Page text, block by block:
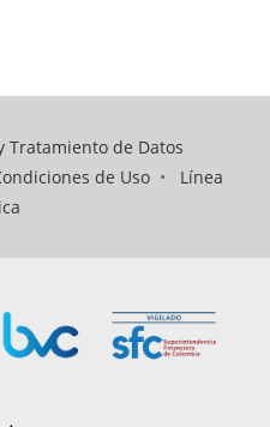
Tratamiento de Datos
de Uso• Línea